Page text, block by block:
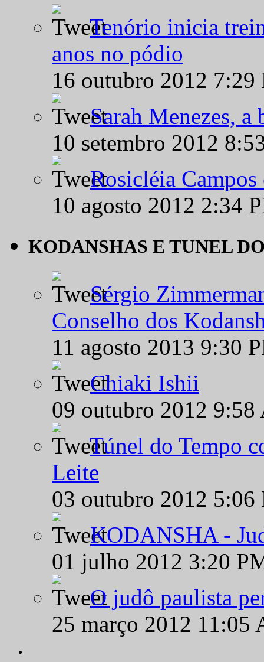
Tenório inicia
anos no pódio
16 outubro 2012
Sarah Menezes,
10 setembro 2012
Rosicléia
10 agosto 2012 2:34
KODANSHAS E TUNEL
Sérgio
Conselho dos
11 agosto 2013 9:30
Chiaki Ishii
09 outubro 2012
Túnel do Tempo
Leite
03 outubro 2012
KODANSHA -
01 julho 2012 3:20
O judô paulista
25 março 2012